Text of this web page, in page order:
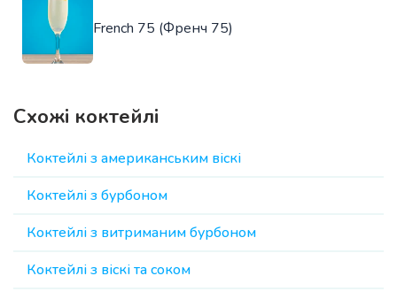
French 75 (Френч 75)
Схожі коктейлі
Коктейлі з американським віскі
Коктейлі з бурбоном
Коктейлі з витриманим бурбоном
Коктейлі з віскі та соком